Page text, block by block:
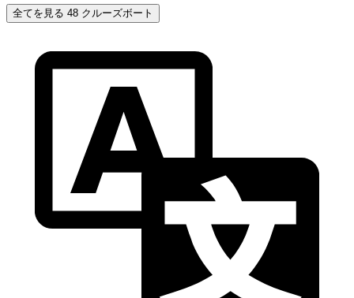
全てを見る 48 クルーズボート